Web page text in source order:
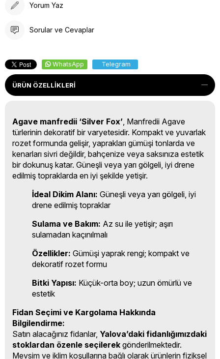
Yorum Yaz
Sorular ve Cevaplar
WhatsApp Telegram
ÜRÜN ÖZELLIKLERI
Agave manfredii ‘Silver Fox’ , Manfredii Agave
türlerinin dekoratif bir varyetesidir. Kompakt ve yuvarlak
rozet formunda gelişir, yaprakları gümüşi tonlarda ve
kenarları sivri değildir, bahçenize veya saksınıza estetik
bir dokunuş katar. Güneşli veya yarı gölgeli, iyi drene
edilmiş topraklarda en iyi şekilde yetişir.
İdeal Dikim Alanı: Güneşli veya yarı gölgeli, iyi
drene edilmiş topraklar
Sulama ve Bakım: Az su ile yetişir; aşırı
sulamadan kaçınılmalı
Özellikler: Gümüşi yaprak rengi; kompakt ve
dekoratif rozet formu
Bitki Yapısı: Küçük-orta boy; uzun ömürlü ve
estetik
Fidan Seçimi ve Kargolama Hakkında
Bilgilendirme:
Satın alacağınız fidanlar, Yalova’daki fidanlığımızdaki
stoklardan özenle seçilerek gönderilmektedir.
Mevsim ve iklim koşullarına bağlı olarak ürünlerin fiziksel